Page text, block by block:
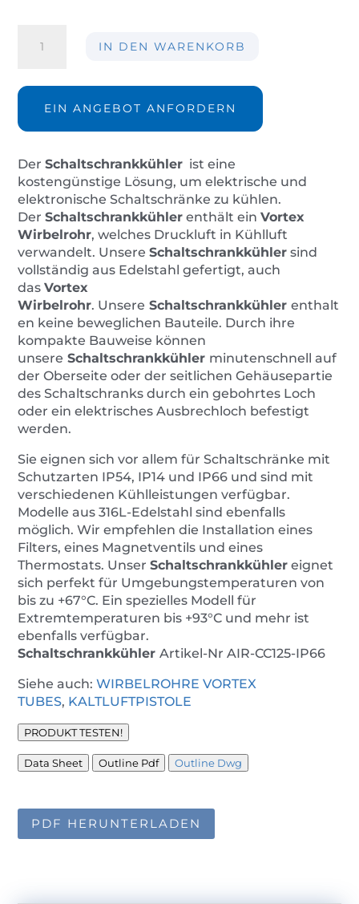
IP66
Menge
IN DEN WARENKORB
EIN ANGEBOT ANFORDERN
DerSchaltschrankkühler ist eine
kostengünstige Lösung, um elektrische und
elektronische Schaltschränke zu kühlen.
DerSchaltschrankkühler enthält einVortex
Wirbelrohr, welches Druckluft in Kühlluft
verwandelt. UnsereSchaltschrankkühler sind
vollständig aus Edelstahl gefertigt, auch
dasVortex
Wirbelrohr. Unsere Schaltschrankkühlerenthalt
en keine beweglichen Bauteile. Durch ihre
kompakte Bauweise können
unsere Schaltschrankkühler minutenschnell auf
der Oberseite oder der seitlichen Gehäusepartie
des Schaltschranks durch ein gebohrtes Loch
oder ein elektrisches Ausbrechloch befestigt
werden.
Sie eignen sich vor allem für Schaltschränke mit
Schutzarten IP54, IP14 und IP66 und sind mit
verschiedenen Kühlleistungen verfügbar.
Modelle aus 316L-Edelstahl sind ebenfalls
möglich. Wir empfehlen die Installation eines
Filters, eines Magnetventils und eines
Thermostats. UnserSchaltschrankkühler eignet
sich perfekt für Umgebungstemperaturen von
bis zu +67°C. Ein spezielles Modell für
Extremtemperaturen bis +93°C und mehr ist
ebenfalls verfügbar.
Schaltschrankkühler Artikel-Nr AIR-CC125-IP66
Siehe auch:WIRBELROHRE VORTEX
TUBES, KALTLUFTPISTOLE
PRODUKT TESTEN!
Data Sheet Outline Pdf Outline Dwg
PDF HERUNTERLADEN